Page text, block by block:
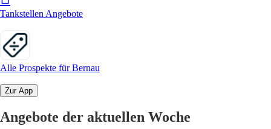
Tankstellen Angebote
Alle Prospekte für Bernau
Zur App
Angebote der aktuellen Woche